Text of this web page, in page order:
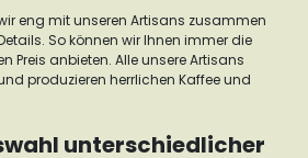
eng mit unseren Artisans zusammen
So können wir Ihnen immer die
Preis anbieten. Alle unsere Artisans
produzieren herrlichen Kaffee und
unterschiedlicher